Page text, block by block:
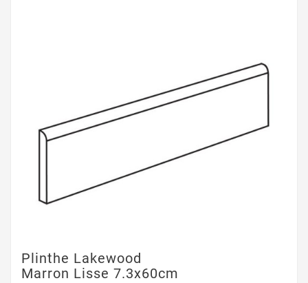
Plinthe Lakewood
Marron Lisse 7.3x60cm